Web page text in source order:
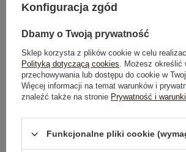
a wyślemyjeszcze dzisiaj!
100 dni na zwrot
Konfiguracja zgód
Dbamy o Twoją prywatność
Sklep korzysta z plików cookie w celu
Polityką dotyczącą cookies. Możesz określić
przechowywania lub dostępu do cookie w
Więcej informacji na temat warunków i
znaleźć także na stronie Prywatność i
Funkcjonalne pliki cookie